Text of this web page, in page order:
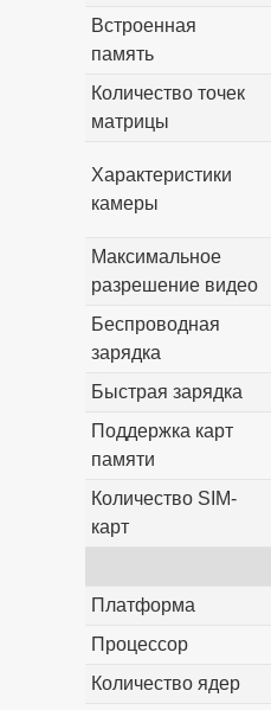
Встроенная
память
Количество точек
матрицы
Характеристики
камеры
Максимальное
разрешение видео
Беспроводная
зарядка
Быстрая зарядка
Поддержка карт
памяти
Количество SIM-
карт
Платформа
Процессор
Количество ядер